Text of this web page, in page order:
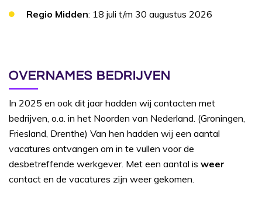
Regio Midden: 18 juli t/m 30 augustus 2026
OVERNAMES BEDRIJVEN
In 2025 en ook dit jaar hadden wij contacten met
bedrijven, o.a. in het Noorden van Nederland. (Groningen,
Friesland, Drenthe) Van hen hadden wij een aantal
vacatures ontvangen om in te vullen voor de
desbetreffende werkgever. Met een aantal is weer
contact en de vacatures zijn weer gekomen.